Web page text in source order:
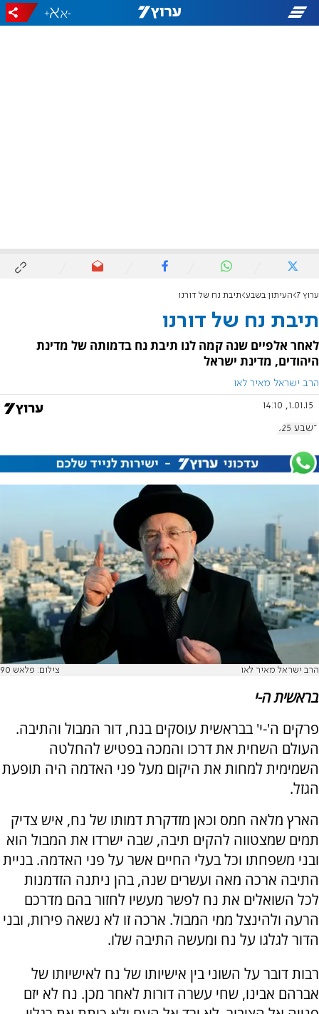
-
+
ערוץ 7 העיתון בשבע תיבת נח של דורנו
תיבת נח של דורנו
לאחר אלפיים שנה קמה לנו תיבת נח בדמותה של מדינת
היהודים, מדינת ישראל
הרב ישראל מאיר לאו
1.01.15, 14:10
בשבע 625
הרב ישראל מאיר לאו צילום: פלאש 90
בראשית ה-י
פרקים ה'-י' בבראשית עוסקים בנח, דור המבול והתיבה.
העולם השחית את דרכו והמכה בפטיש להחלטה
השמימית למחות את היקום מעל פני האדמה היה תופעת
הגזל.
הארץ מלאה חמס וכאן מזדקרת דמותו של נח, איש צדיק
תמים שמצטווה להקים תיבה, שבה ישרדו את המבול הוא
ובני משפחתו וכל בעלי החיים אשר על פני האדמה. בניית
התיבה ארכה מאה ועשרים שנה, בהן ניתנה הזדמנות
לכל השואלים את נח לפשר מעשיו לחזור בהם מדרכם
הרעה ולהינצל ממי המבול. ארכה זו לא נשאה פירות, ובני
הדור לגלגו על נח ומעשה התיבה שלו.
רבות דובר על השוני בין אישיותו של נח לאישיותו של
אברהם אבינו, שחי עשרה דורות לאחר מכן. נח לא יזם